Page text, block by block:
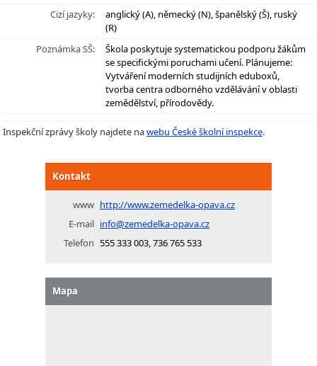
Cizí jazyky:
anglický (A), německý (N), španělský (Š), ruský
(R)
Poznámka SŠ:
Škola poskytuje systematickou podporu žákům
se specifickými poruchami učení. Plánujeme:
Vytváření moderních studijních eduboxů,
tvorba centra odborného vzdělávání v oblasti
zemědělství, přírodovědy.
Inspekční zprávy školy najdete nawebu České školní inspekce.
Kontakt
www http://www.zemedelka-opava.cz
E-mail info@zemedelka-opava.cz
Telefon 555 333 003, 736 765 533
Mapa